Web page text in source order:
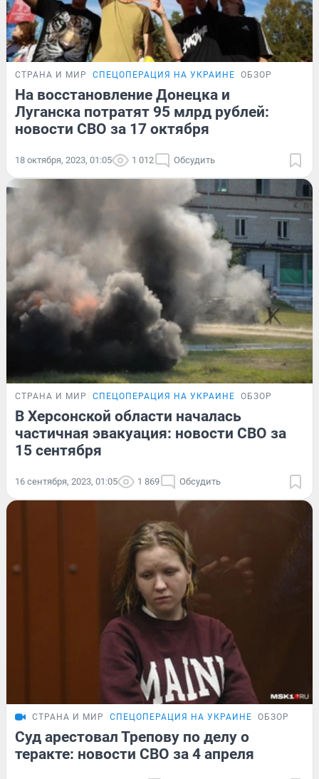
СТРАНА И МИР СПЕЦОПЕРАЦИЯ НА УКРАИНЕ ОБЗОР
На восстановление Донецка и
Луганска потратят 95 млрд рублей:
новости СВО за 17 октября
18 октября, 2023, 01:05 1 012 Обсудить
СТРАНА И МИР СПЕЦОПЕРАЦИЯ НА УКРАИНЕ ОБЗОР
В Херсонской области началась
частичная эвакуация: новости СВО за
15 сентября
16 сентября, 2023, 01:05 1 869 Обсудить
СТРАНА И МИР СПЕЦОПЕРАЦИЯ НА УКРАИНЕ ОБЗОР
Суд арестовал Трепову по делу о
теракте: новости СВО за 4 апреля